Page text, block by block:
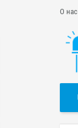
О нас